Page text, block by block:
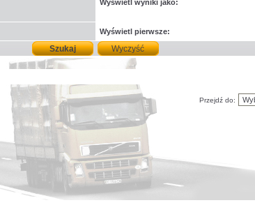
Wyświetl wyniki jako:
Wyświetl pierwsze:
Przejdź do: